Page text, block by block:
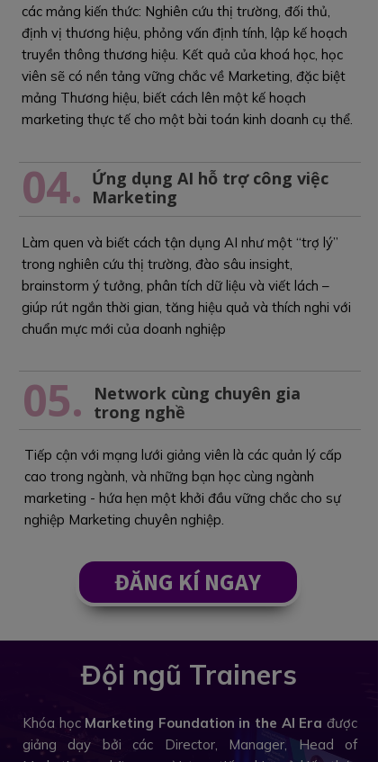
các mảng kiến thức: Nghiên cứu thị trường, đối thủ,
định vị thương hiệu, phỏng vấn định tính, lập kế hoạch
truyền thông thương hiệu. Kết quả của khoá học, học
viên sẽ có nền tảng vững chắc về Marketing, đặc biệt
mảng Thương hiệu, biết cách lên một kế hoạch
marketing thực tế cho một bài toán kinh doanh cụ thể.
05.
Network cùng chuyên gia
trong nghề
Tiếp cận với mạng lưới giảng viên là các quản lý cấp
cao trong ngành, và những bạn học cùng ngành
marketing - hứa hẹn một khởi đầu vững chắc cho sự
nghiệp Marketing chuyên nghiệp.
ĐĂNG KÍ NGAY
04. Ứng dụng AI hỗ trợ công việc
Marketing
Làm quen và biết cách tận dụng AI như một “trợ lý”
trong nghiên cứu thị trường, đào sâu insight,
brainstorm ý tưởng, phân tích dữ liệu và viết lách –
giúp rút ngắn thời gian, tăng hiệu quả và thích nghi với
chuẩn mực mới của doanh nghiệp
Đội ngũ Trainers
Khóa học Marketing Foundation in the AI Era được
giảng dạy bởi các Director, Manager, Head of